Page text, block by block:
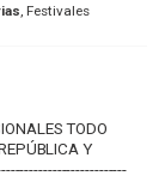
, Festivales
TODO
Y